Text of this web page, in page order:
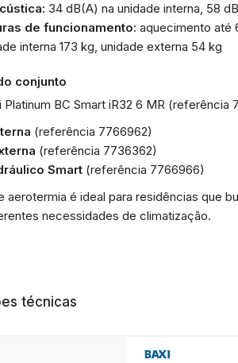
34 dB(A) na unidade interna, 58
de funcionamento: aquecimento até
interna 173 kg, unidade externa 54 kg
conjunto
Platinum BC Smart iR32 6 MR
(referência 7766962)
(referência 7736362)
Smart (referência 7766966)
aerotermia é ideal para residências que
necessidades de climatização.
técnicas